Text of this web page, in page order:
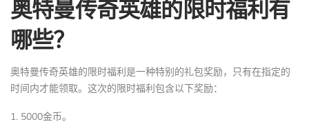
奥特曼传奇英雄的限时福利有
哪些？
奥特曼传奇英雄的限时福利是一种特别的礼包奖励，只有在指定的
时间内才能领取。这次的限时福利包含以下奖励：
1. 5000金币。